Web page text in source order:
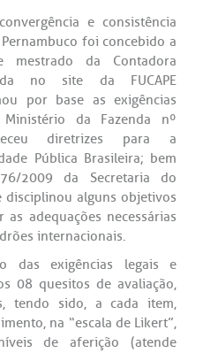
e consistência
foi concebido a
mestrado da Contadora
no site da FUCAPE
por base as exigências
da Fazenda nº
diretrizes para a
Pública Brasileira; bem
2009 da Secretaria do
disciplinou alguns objetivos
adequações necessárias
internacionais.
das exigências legais e
08 quesitos de avaliação,
tendo sido, a cada item,
na “escala de Likert”,
de aferição (atende